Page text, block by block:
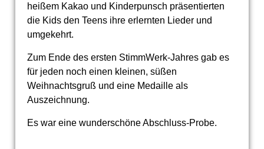
heißem Kakao und Kinderpunsch präsentierten
die Kids den Teens ihre erlernten Lieder und
umgekehrt.
Zum Ende des ersten StimmWerk-Jahres gab es
für jeden noch einen kleinen, süßen
Weihnachtsgruß und eine Medaille als
Auszeichnung.
Es war eine wunderschöne Abschluss-Probe.